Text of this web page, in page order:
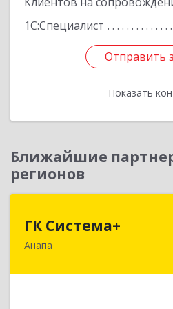
1С:Специалист
Отправить
Показать
Отправить
Назад
Ближайшие
регионов
ГК Система+
Анапа353450,